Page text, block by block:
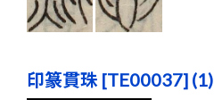
印篆貫珠 [TE00037] (1)